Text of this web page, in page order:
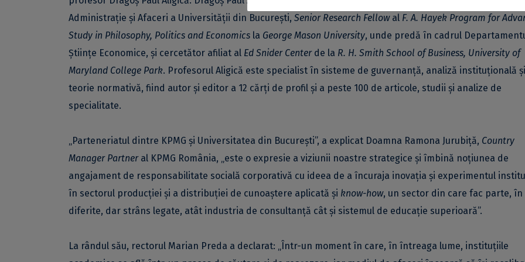
Administrație și Afaceri a Universității din București, Senior Research Fellowal F. A. Hayek Program for
Study in Philosophy, Politics and Economics la George Mason University, unde predă în cadrul
Științe Economice, și cercetător afiliat al Ed Snider Centerde la R. H. Smith School of Business, University of
Maryland College Park. Profesorul Aligică este specialist în sisteme de guvernanță, analiză instituțională și
teorie normativă, fiind autor și editor a 12 cărți de profil și a peste 100 de articole, studii și analize de
specialitate.
„Parteneriatul dintre KPMG și Universitatea din București”, a explicat Doamna Ramona Jurubiță, Country
Manager Partneral KPMG România, „este o expresie a viziunii noastre strategice și îmbină noțiunea de
angajament de responsabilitate socială corporativă cu ideea de a încuraja inovația și experimentul
în sectorul producției și a distribuției de cunoaștere aplicată și know-how, un sector din care fac parte, în
diferite, dar strâns legate, atât industria de consultanță cât și sistemul de educație superioară”.
La rândul său, rectorul Marian Preda a declarat: „Într-un moment în care, în întreaga lume, instituțiile